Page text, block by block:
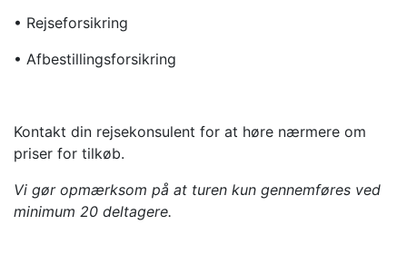
• Rejseforsikring
• Afbestillingsforsikring
Kontakt din rejsekonsulent for at høre nærmere om
priser for tilkøb.
Vi gør opmærksom på at turen kun gennemføres ved
minimum 20 deltagere.